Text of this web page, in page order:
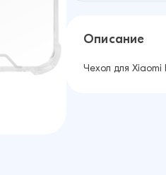
Описание
Чехол для Xiaomi